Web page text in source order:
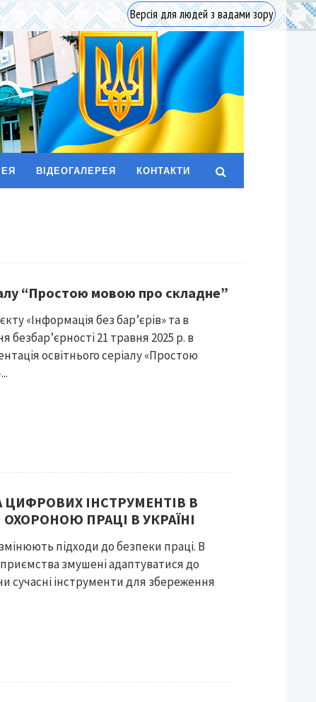
Версія для людей з вадами зору
ВІДЕОГАЛЕРЕЯ КОНТАКТИ
“Простою мовою про складне”
«Інформація без бар’єрів» та в
безбар’єрності 21 травня 2025 р. в
освітнього серіалу «Простою
ІНСТРУМЕНТІВ В
ПРАЦІ В УКРАЇНІ
підходи до безпеки праці. В
змушені адаптуватися до
сучасні інструменти для збереження